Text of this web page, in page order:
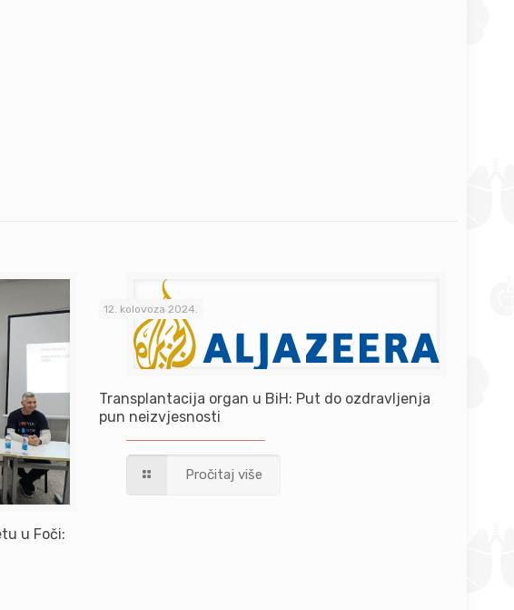
u Foči:
12. kolovoza 2024.
Transplantacija organ u BiH: Put do ozdravljenja
pun neizvjesnosti
Pročitaj više